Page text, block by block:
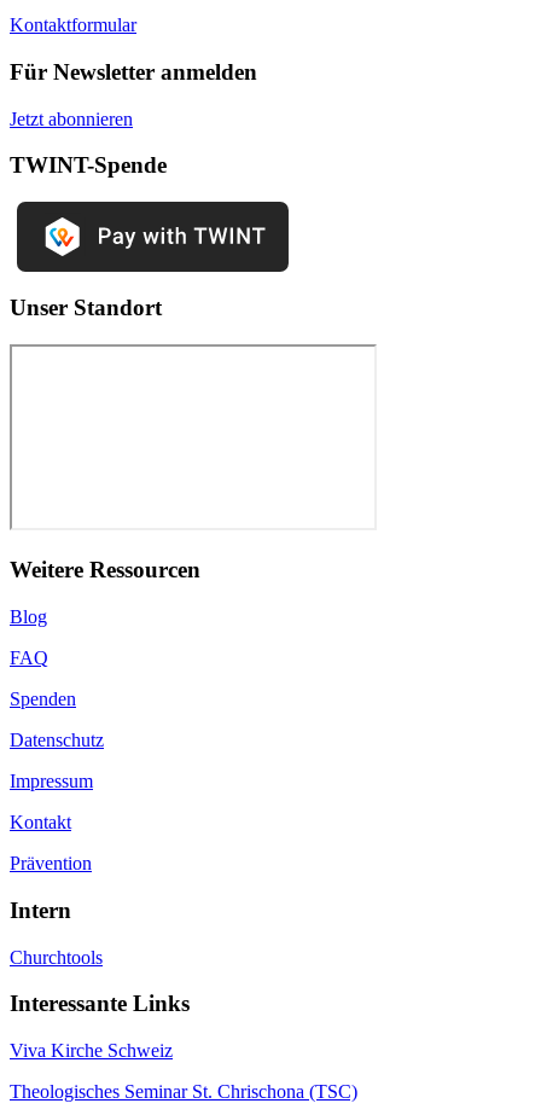
Kontaktformular
Für Newsletter anmelden
Jetzt abonnieren
TWINT-Spende
Unser Standort
Weitere Ressourcen
Blog
FAQ
Spenden
Datenschutz
Impressum
Kontakt
Prävention
Intern
Churchtools
Interessante Links
Viva Kirche Schweiz
Theologisches Seminar St. Chrischona (TSC)